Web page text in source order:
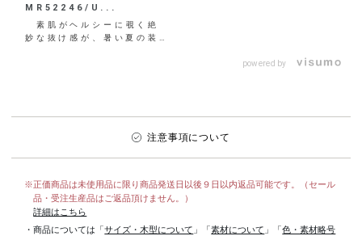
MR52246/U...
素肌がヘルシーに覗く絶
妙な抜け感が、暑い夏の装い
powered by
注意事項について
※正価商品は未使用品に限り商品発送日以後９日以内返品可能です。（セール
品・受注生産品はご返品頂けません。）
詳細はこちら
・商品については「サイズ・木型について 」「素材について 」「色・素材略号